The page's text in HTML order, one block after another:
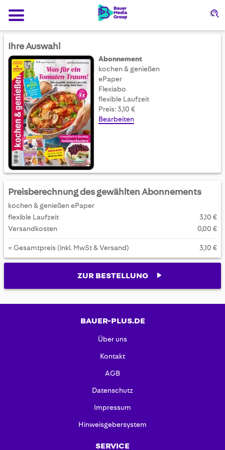
Ihre Auswahl
Abonnement
kochen & genießen
ePaper
Flexiabo
flexible Laufzeit
Preis: 3,10 €
Bearbeiten
Preisberechnung des gewählten Abonnements
kochen & genießen ePaper
flexible Laufzeit
3,10 €
Versandkosten
0,00 €
= Gesamtpreis (inkl. MwSt & Versand) 3,10 €
ZUR BESTELLUNG
BAUER-PLUS.DE
Über uns
Kontakt
AGB
Datenschutz
Impressum
Hinweisgebersystem
SERVICE